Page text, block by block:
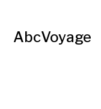
AbcVoyage